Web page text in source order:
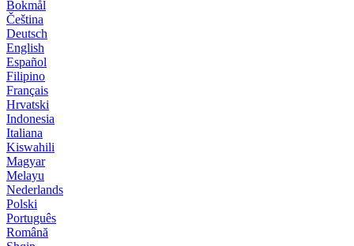
Bokmål
Čeština
Deutsch
English
Español
Filipino
Français
Hrvatski
Indonesia
Italiana
Kiswahili
Magyar
Melayu
Nederlands
Polski
Português
Română